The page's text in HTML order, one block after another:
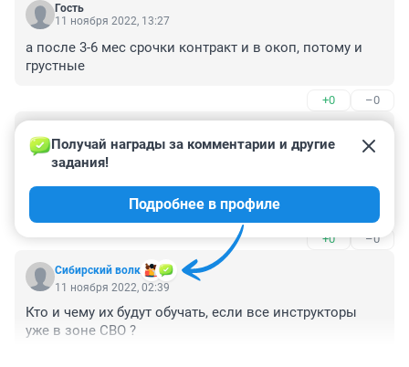
Гость
11 ноября 2022, 13:27
а после 3-6 мес срочки контракт и в окоп, потому и
грустные
+0 –0
11 ноября 2022, 09:14
Интересно, а перепроверят тех, у кого в/билеты в
кармане, что они "больные и хромые", или по-каким-
то непонятным причинам до 27 лет не служили,
может проверить и посмотреть на них, да призвать,
по мобилизации частичной?
+0 –0
Сибирский волк
Получай награды за комментарии и другие
задания!
Подробнее в профиле
11 ноября 2022, 02:39
Кто и чему их будут обучать, если все инструкторы
уже в зоне СВО ?